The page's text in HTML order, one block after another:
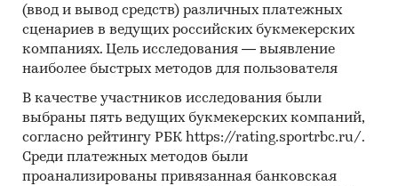
(ввод и вывод средств) различных платежных
сценариев в ведущих российских букмекерских
компаниях. Цель исследования — выявление
наиболее быстрых методов для пользователя
В качестве участников исследования были
выбраны пять ведущих букмекерских компаний,
согласно рейтингу РБК https://rating.sportrbc.ru/.
Среди платежных методов были
проанализированы привязанная банковская